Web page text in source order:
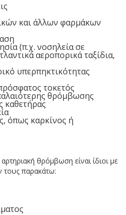
και άλλων φαρμάκων
(π.χ. νοσηλεία σε
αεροπορικά ταξίδια,
υπερπηκτικότητας
τοκετός
θρόμβωσης
καθετήρας
όπως καρκίνος ή
θρόμβωση είναι ίδιοι με
τους παρακάτω: